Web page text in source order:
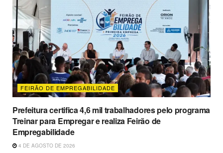
FEIRÃO DE EMPREGABILIDADE
Prefeitura certifica 4,6 mil trabalhadores pelo programa
Treinar para Empregar e realiza Feirão de
Empregabilidade
4 DE AGOSTO DE 2026